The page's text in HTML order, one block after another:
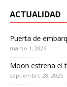
ACTUALIDAD
Puerta de
marzo 1, 2026
Moon estrena el
septiembre 28, 2025